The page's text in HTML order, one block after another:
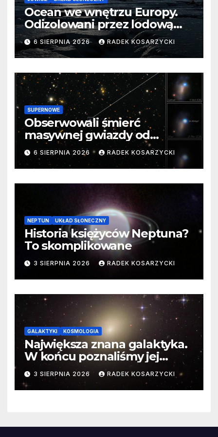
Ocean we wnętrzu Europy.
Odizolowani przez lodową
barierę
6 SIERPNIA 2026 RADEK KOSARZYCKI
SUPERNOWE
Obserwowali śmierć
masywnej gwiazdy od
samego początku. Niezwykle
cenne dane
6 SIERPNIA 2026 RADEK KOSARZYCKI
NEPTUN UKŁAD SŁONECZNY
Historia księżyców Neptuna?
To skomplikowane
3 SIERPNIA 2026 RADEK KOSARZYCKI
GALAKTYKI KOSMOLOGIA
Największa znana galaktyka.
W końcu poznaliśmy jej
faktyczne wymiary
3 SIERPNIA 2026 RADEK KOSARZYCKI